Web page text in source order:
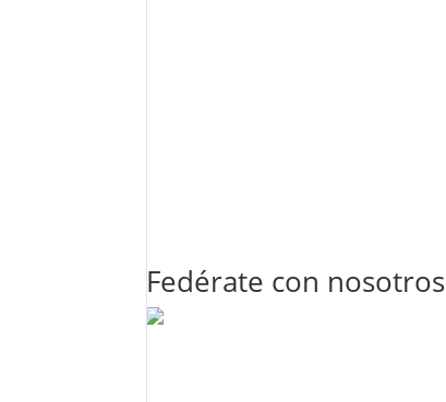
Fedérate con nosotros